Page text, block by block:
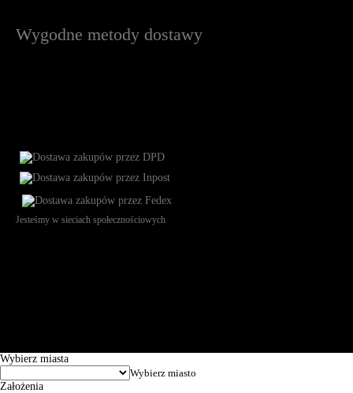
Wygodne metody dostawy
Jesteśmy w sieciach społecznościowych
Wybierz miasta
Założenia